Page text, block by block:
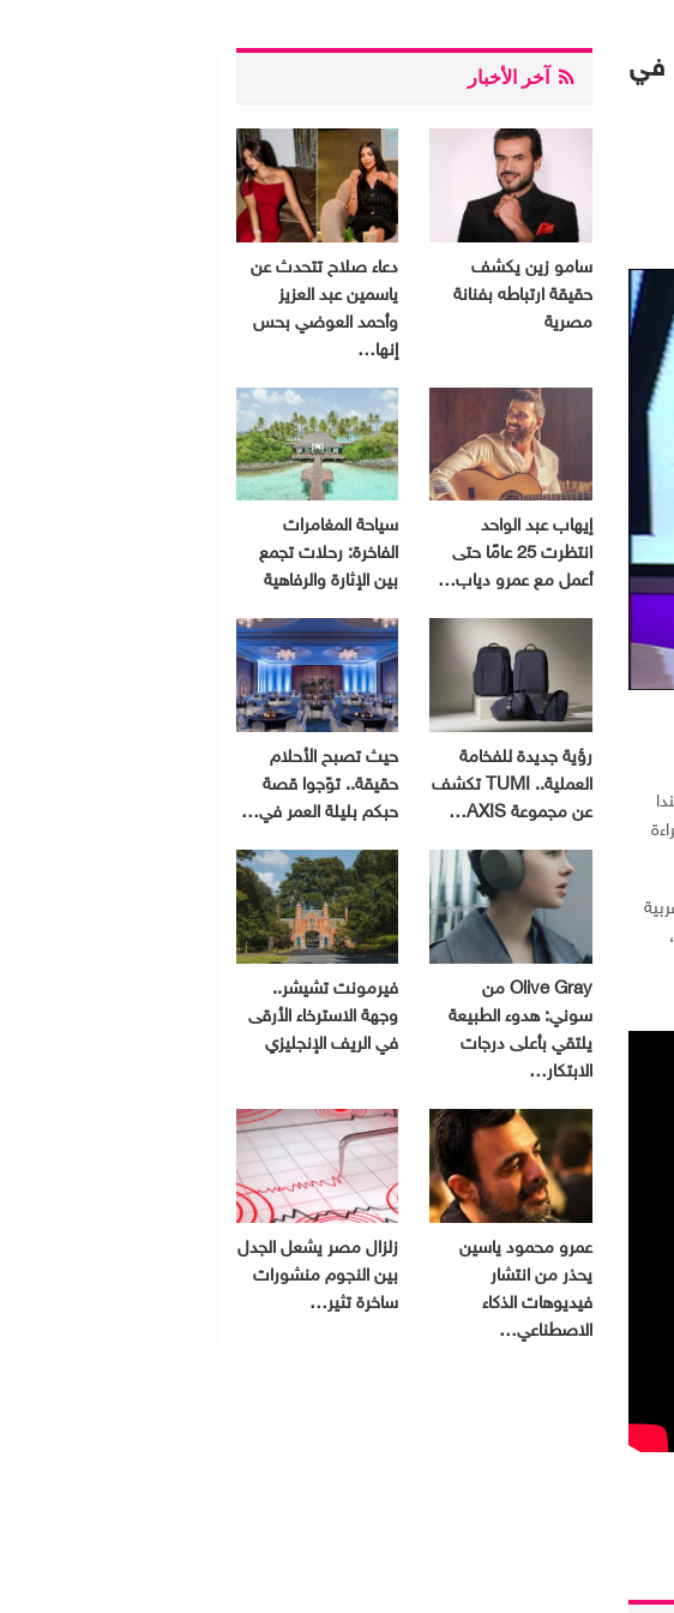
في
آخر الأخبار
سامو زين يكشف
حقيقة ارتباطه بفنانة
مصرية
دعاء صلاح تتحدث عن
ياسمين عبد العزيز
وأحمد العوضي بحس
إنها…
إيهاب عبد الواحد
انتظرت 25 عامًا حتى
أعمل مع عمرو دياب…
سياحة المغامرات
الفاخرة: رحلات تجمع
بين الإثارة والرفاهية
رؤية جديدة للفخامة
العملية.. TUMI تكشف
عن مجموعة AXIS…
حيث تصبح الأحلام
حقيقة.. توّجوا قصة
حبكم بليلة العمر في…
Olive Gray من
سوني: هدوء الطبيعة
يلتقي بأعلى درجات
الابتكار…
فيرمونت تشيشر..
وجهة الاسترخاء الأرقى
في الريف الإنجليزي
عمرو محمود ياسين
يحذر من انتشار
فيديوهات الذكاء
الاصطناعي…
زلزال مصر يشعل الجدل
بين النجوم منشورات
ساخرة تثير…